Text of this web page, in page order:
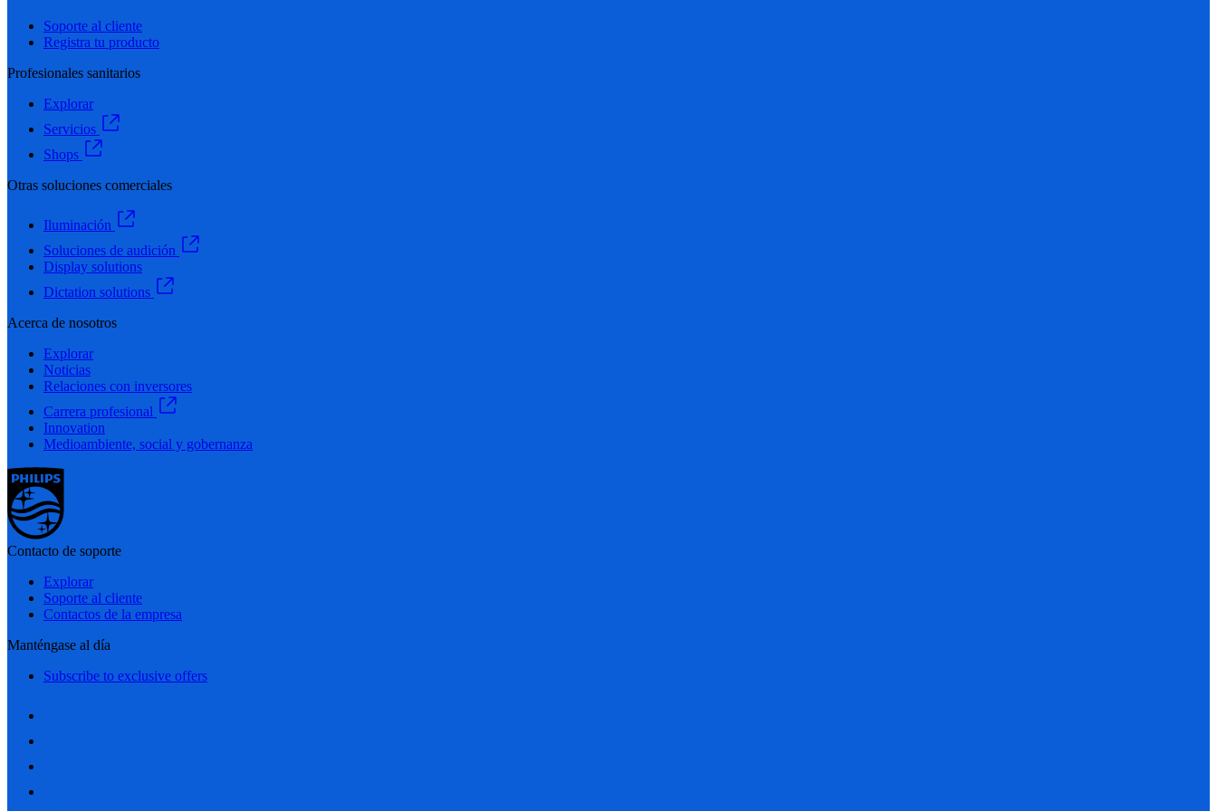
Soporte al cliente
Registra tu producto
Profesionales sanitarios
Explorar
Servicios
Shops
Otras soluciones comerciales
Iluminación
Soluciones de audición
Display solutions
Dictation solutions
Acerca de nosotros
Explorar
Noticias
Relaciones con inversores
Carrera profesional
Innovation
Medioambiente, social y gobernanza
Contacto de soporte
Explorar
Soporte al cliente
Contactos de la empresa
Manténgase al día
Subscribe to exclusive offers